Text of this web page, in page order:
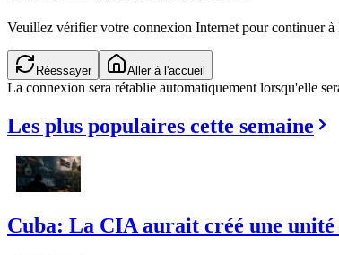
Veuillez vérifier votre connexion Internet pour continuer à
Réessayer Aller à l'accueil
La connexion sera rétablie automatiquement lorsqu'elle
Les plus populaires cette semaine
Cuba: La CIA aurait créé une